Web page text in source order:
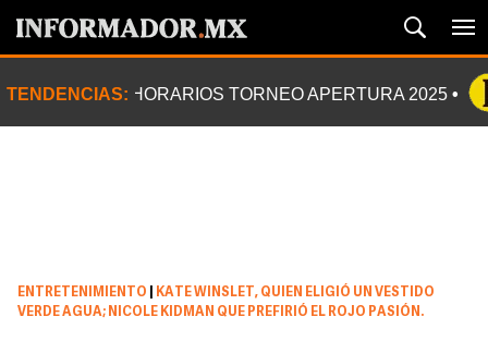
TENDENCIAS: HORARIOS TORNEO APERTURA 2025
ENTRETENIMIENTO
KATE WINSLET, QUIEN ELIGIÓ UN VESTIDO
VERDE AGUA; NICOLE KIDMAN QUE PREFIRIÓ EL ROJO PASIÓN.